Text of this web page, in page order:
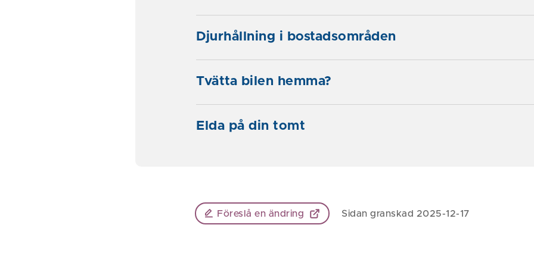
Djurhållning i bostadsområden
Tvätta bilen hemma?
Elda på din tomt
Föreslå en ändring Sidan granskad 2025-12-17